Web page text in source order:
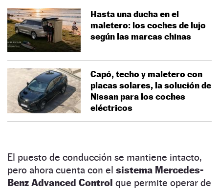
Hasta una ducha en el
maletero: los coches de lujo
según las marcas chinas
Capó, techo y maletero con
placas solares, la solución de
Nissan para los coches
eléctricos
El puesto de conducción se mantiene intacto,
pero ahora cuenta con el sistema Mercedes-
Benz Advanced Control que permite operar de